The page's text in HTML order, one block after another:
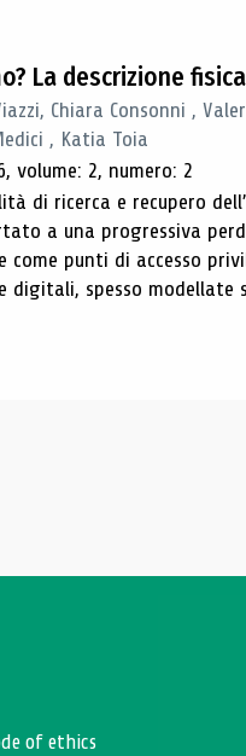
La descrizione
Chiara Consonni ,
, Katia Toia
volume: 2, numero: 2
di ricerca e recupero
a una progressiva
come punti di accesso
digitali, spesso modellate
of ethics